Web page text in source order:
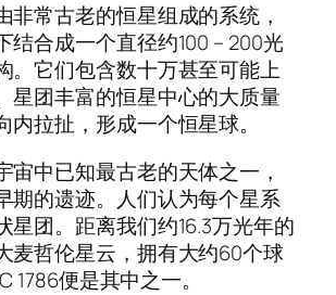
非常古老的恒星组成的系统，
结合成一个直径约100 – 200光
。它们包含数十万甚至可能上
星团丰富的恒星中心的大质量
内拉扯，形成一个恒星球。
宙中已知最古老的天体之一，
期的遗迹。人们认为每个星系
星团。距离我们约16.3万光年的
麦哲伦星云，拥有大约60个球
1786便是其中之一。